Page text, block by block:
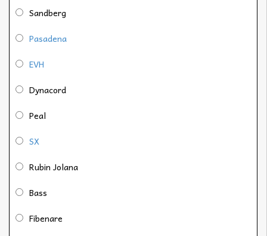
Sandberg
Pasadena
EVH
Dynacord
Peal
SX
Rubin Jolana
Bass
Fibenare